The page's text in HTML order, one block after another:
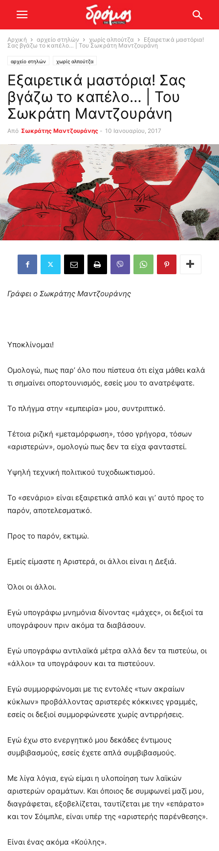
Αρχική αρχείο στηλών χωρίς αλπούτζα
Εξαιρετικά μαστόρια!
Σας βγάζω το καπέλο… | Του Σωκράτη Μαντζουράνη
αρχείο στηλών χωρίς αλπούτζα
Εξαιρετικά μαστόρια! Σας
βγάζω το καπέλο… | Του
Σωκράτη Μαντζουράνη
Από Σωκράτης Μαντζουράνης - 10 Ιανουαρίου, 2017
Γράφει ο Σωκράτης Μαντζουράνης
Υποκλίνομαι!
Ομολογώ, πως παρ’ όλο που πίστευα ότι είχα μάθει καλά
τι σημαίνει οπορτουνισμός, εσείς μου το ανατρέψατε.
Το πλήγμα στην «εμπειρία» μου, συντριπτικό.
Τέτοια ριζική «μεταμόρφωση», τόσο γρήγορα, τόσων
«αριστερών», ομολογώ πως δεν τα είχα φανταστεί.
Υψηλή τεχνική πολιτικού τυχοδιωκτισμού.
Το «σενάριο» είναι εξαιρετικά απλό και γι’ αυτό προς το
παρόν, αποτελεσματικό.
Προς το παρόν, εκτιμώ.
Εμείς είμαστε η Αριστερά, οι άλλοι είναι η Δεξιά.
Όλοι οι άλλοι.
Εγώ υπογράφω μνημόνια δίνοντας «μάχες», οι δεξιοί τα
υπογράφουν πριν ακόμα τα διαβάσουν.
Εγώ υπογράφω αντιλαϊκά μέτρα αλλά δεν τα πιστεύω, οι
«άλλοι» τα υπογράφουν και τα πιστεύουν.
Εγώ συμμορφώνομαι με τις εντολές «των ακραίων
κύκλων» προβάλλοντας αριστερές κόκκινες γραμμές,
εσείς οι δεξιοί συμμορφώνεστε χωρίς αντιρρήσεις.
Εγώ έχω στο ενεργητικό μου δεκάδες έντιμους
συμβιβασμούς, εσείς έχετε απλά συμβιβασμούς.
Με λίγα λόγια, εγώ είμαι η υλοποίηση των λαϊκών
αριστερών οραμάτων. Και όποιος δε συμφωνεί μαζί μου,
διαγράφεται, εξοβελίζεται, ταυτίζεται με την «επάρατο»
και τον Σόιμπλε, είναι υπέρ της «αριστερής παρένθεσης».
Είναι ένας ακόμα «Κούλης».